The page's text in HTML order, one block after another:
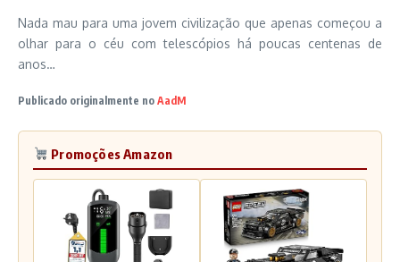
Nada mau para uma jovem civilização que apenas começou a
olhar para o céu com telescópios há poucas centenas de
anos…
Publicado originalmente no AadM
Promoções Amazon